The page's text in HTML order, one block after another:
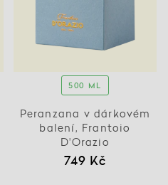
500 ML
Peranzana v dárkovém
balení, Frantoio
D'Orazio
749 Kč